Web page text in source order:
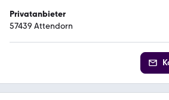
Privatanbieter
57439 Attendorn